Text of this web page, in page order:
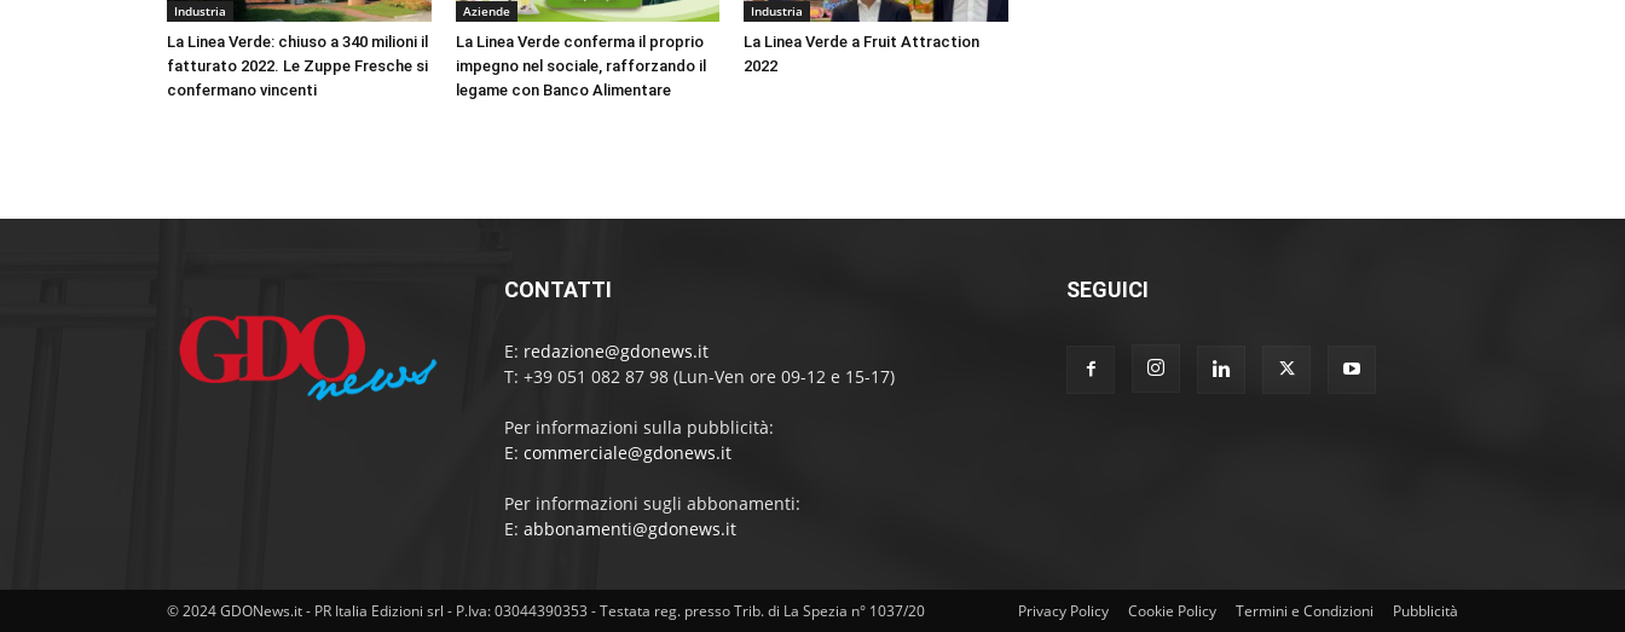
Industria
La Linea Verde: chiuso a 340 milioni il
fatturato 2022. Le Zuppe Fresche si
confermano vincenti
Aziende
La Linea Verde conferma il proprio
impegno nel sociale, rafforzando il
legame con Banco Alimentare
Industria
La Linea Verde a Fruit Attraction
2022
CONTATTI
E: redazione@gdonews.it
T: +39 051 082 87 98 (Lun-Ven ore 09-12 e 15-17)
Per informazioni sulla pubblicità:
E: commerciale@gdonews.it
Per informazioni sugli abbonamenti:
E: abbonamenti@gdonews.it
SEGUICI
Privacy Policy Cookie Policy Termini e Condizioni Pubblicità
© 2024 GDONews.it - PR Italia Edizioni srl - P.Iva: 03044390353 - Testata reg. presso Trib. di La Spezia n° 1037/20